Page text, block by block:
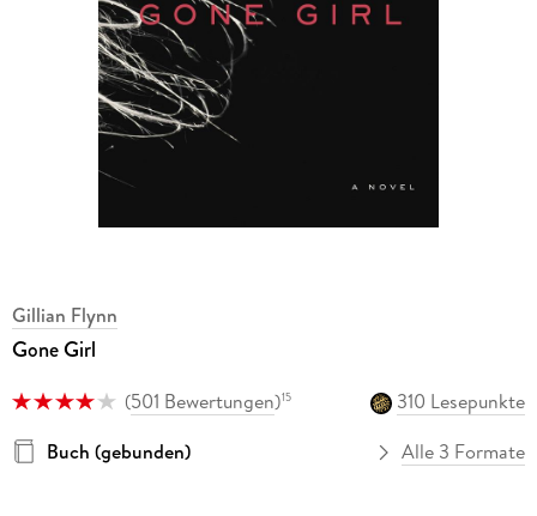
Gillian Flynn
Gone Girl
(501 Bewertungen)15
310 Lesepunkte
Buch (gebunden)
Alle 3 Formate